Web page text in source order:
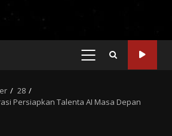
PRIMARY
28
Persiapkan Talenta AI Masa Depan